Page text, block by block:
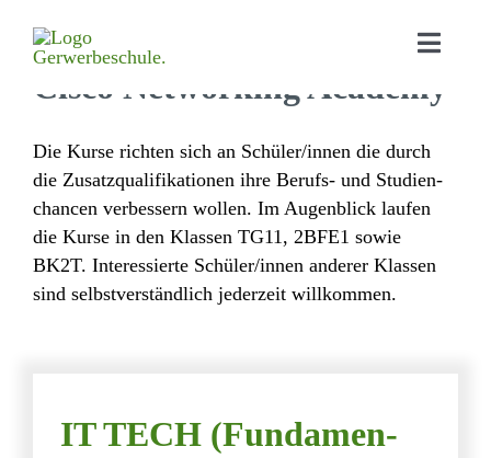
Aktu­elles
Bildungs­angebot
Orga­ni­sa­tion
Kontakt
Cisco Networ­king Academy
Die Kurse richten sich an Schüler/​innen die durch
die Zusatz­qua­li­fi­ka­tionen ihre Berufs- und Studi­en­
chancen verbes­sern wollen. Im Augen­blick laufen
die Kurse in den Klassen TG11, 2BFE1 sowie
BK2T. Inter­es­sierte Schüler/​innen anderer Klassen
sind selbst­ver­ständ­lich jeder­zeit willkommen.
IT TECH (Funda­men­